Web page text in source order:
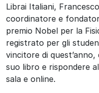
Librai Italiani,
coordinatore e
premio Nobel per la
registrato per gli
vincitore di
suo libro e rispondere
sala e online.